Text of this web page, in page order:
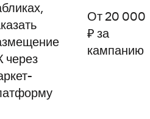
через
От 20 000
₽ за
кампанию